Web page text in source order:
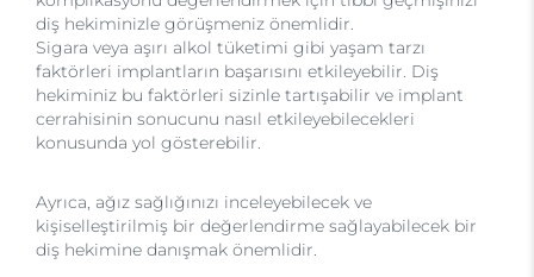
diş hekiminizle görüşmeniz önemlidir.
Sigara veya aşırı alkol tüketimi gibi yaşam tarzı
faktörleri implantların başarısını etkileyebilir. Diş
hekiminiz bu faktörleri sizinle tartışabilir ve implant
cerrahisinin sonucunu nasıl etkileyebilecekleri
konusunda yol gösterebilir.
Ayrıca, ağız sağlığınızı inceleyebilecek ve
kişiselleştirilmiş bir değerlendirme sağlayabilecek bir
diş hekimine danışmak önemlidir.